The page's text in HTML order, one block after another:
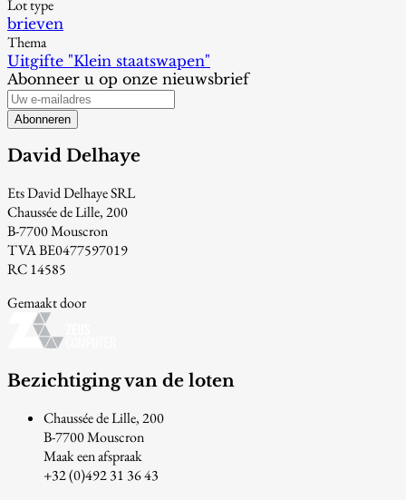
Lot type
brieven
Thema
Uitgifte "Klein staatswapen"
Abonneer u op onze nieuwsbrief
Abonneren
David Delhaye
Ets David Delhaye SRL
Chaussée de Lille, 200
B-7700 Mouscron
TVA BE0477597019
RC 14585
Gemaakt door
Bezichtiging van de loten
Chaussée de Lille, 200
B-7700 Mouscron
Maak een afspraak
+32 (0)492 31 36 43